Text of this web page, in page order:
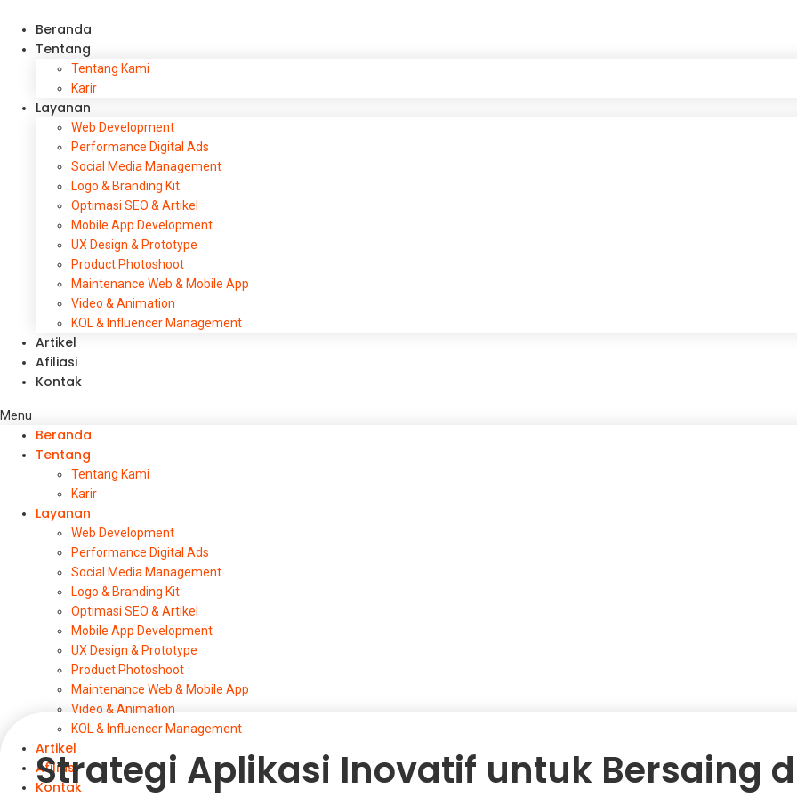
Beranda
Tentang
Tentang Kami
Karir
Layanan
Web Development
Performance Digital Ads
Social Media Management
Logo & Branding Kit
Optimasi SEO & Artikel
Mobile App Development
UX Design & Prototype
Product Photoshoot
Maintenance Web & Mobile App
Video & Animation
KOL & Influencer Management
Artikel
Afiliasi
Kontak
Menu
Beranda
Tentang
Tentang Kami
Karir
Layanan
Web Development
Performance Digital Ads
Social Media Management
Logo & Branding Kit
Optimasi SEO & Artikel
Mobile App Development
UX Design & Prototype
Product Photoshoot
Maintenance Web & Mobile App
Video & Animation
KOL & Influencer Management
Artikel
Afiliasi
Kontak
Strategi Aplikasi Inovatif untuk Bersaing